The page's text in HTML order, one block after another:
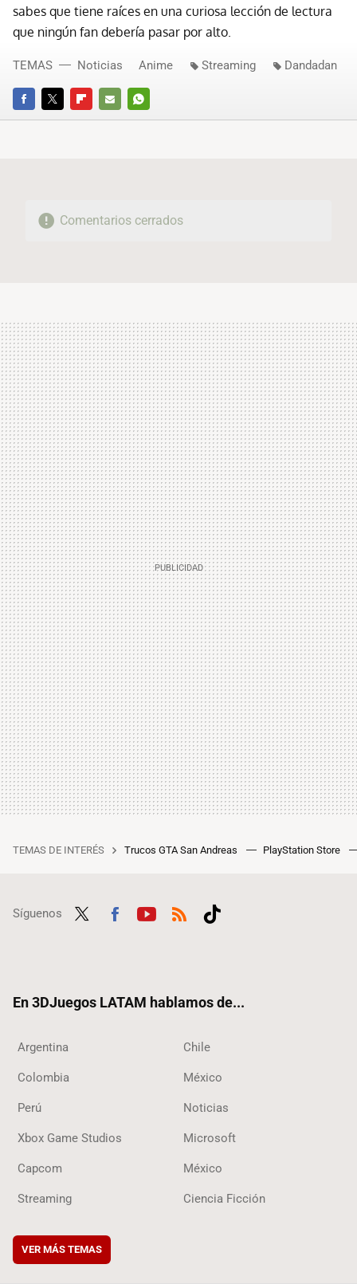
sabes que tiene raíces en una curiosa lección de lectura
que ningún fan debería pasar por alto.
FACEBOOKTWITTERFLIPBOARD
E-
WHATSAPP
TEMAS Noticias Anime Streaming Dandadan
Comentarios cerrados
TEMAS DE INTERÉS Trucos GTA San Andreas PlayStation Store
Síguenos
En 3DJuegos LATAM hablamos de...
Argentina Chile
Colombia México
Perú Noticias
Xbox Game Studios Microsoft
Capcom México
Streaming Ciencia Ficción
VER MÁS TEMAS